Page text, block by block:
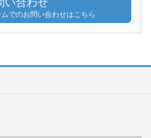
でのお問い合わせはこちら